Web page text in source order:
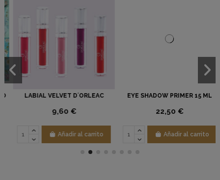
EYE SHADOW PRIMER 15 ML
22,50 €
Añadir al carrito
ENDURECEDOR DE UÑAS
5,75 €
Añadir al